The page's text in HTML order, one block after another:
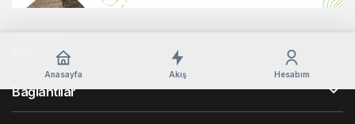
Anasayfa Akış Hesabım
Kurumsal
Bağlantılar